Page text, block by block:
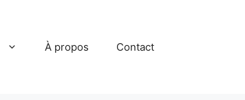
À propos Contact